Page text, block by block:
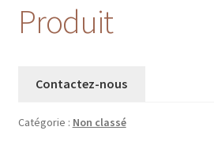
Produit
Contactez-nous
Catégorie : Non classé